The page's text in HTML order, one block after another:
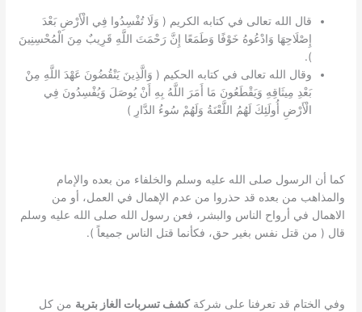
قال الله تعالى في كتابه الكريم ( وَلَا تُفْسِدُوا فِي الْأَرْضِ بَعْدَ
إِصْلَاحِهَا وَادْعُوهُ خَوْفًا وَطَمَعًا إِنَّ رَحْمَتَ اللَّهِ قَرِيبٌ مِنَ الْمُحْسِنِينَ
).
وقال الله تعالى في كتابه الحكيم ( وَالَّذِينَ يَنْقُضُونَ عَهْدَ اللَّهِ مِنْ
بَعْدِ مِيثَاقِهِ وَيَقْطَعُونَ مَا أَمَرَ اللَّهُ بِهِ أَنْ يُوصَلَ وَيُفْسِدُونَ فِي
الْأَرْضِ أُولَئِكَ لَهُمُ اللَّعْنَةُ وَلَهُمْ سُوءُ الدَّارِ )
كما أن الرسول صلى الله عليه وسلم والخلفاء من بعده والإمام
والمذاهب من بعده قد حذروا من عدم الإهمال في العمل، أو من
الاهمال في أرواح الناس والبشر، فعن رسول الله صلى الله عليه وسلم
قال ( من قتل نفس بغير حق، فكأنما قتل الناس جميعاً ).
وفي الختام قد تعرفنا على شركةكشف تسربات الغاز بتربة من كل